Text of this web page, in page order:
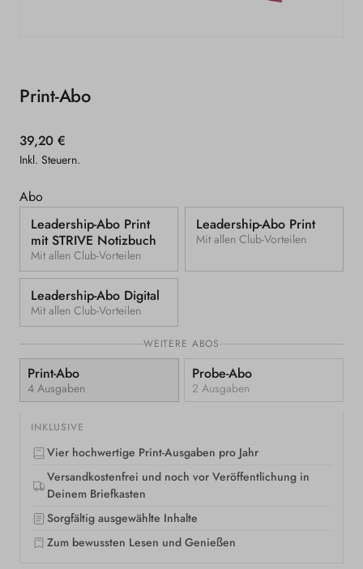
öffnen
Print-Abo
Normaler
Preis
39,20 €
Inkl. Steuern.
Abo
Leadership-Abo Print
mit STRIVE Notizbuch
Mit allen Club-Vorteilen
Leadership-Abo Print
Mit allen Club-Vorteilen
Leadership-Abo Digital
Mit allen Club-Vorteilen
WEITERE ABOS
Print-Abo
4 Ausgaben
Probe-Abo
2 Ausgaben
INKLUSIVE
Vier hochwertige Print-Ausgaben pro Jahr
Versandkostenfrei und noch vor Veröffentlichung in
Deinem Briefkasten
Sorgfältig ausgewählte Inhalte
Zum bewussten Lesen und Genießen